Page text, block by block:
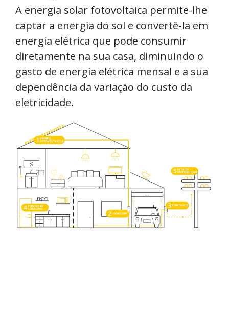
A energia solar fotovoltaica permite-lhe
captar a energia do sol e convertê-la em
energia elétrica que pode consumir
diretamente na sua casa, diminuindo o
gasto de energia elétrica mensal e a sua
dependência da variação do custo da
eletricidade.